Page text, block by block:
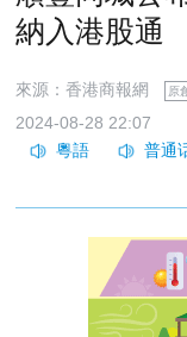
納入港股通
來源：香港商報網 原
2024-08-28 22:07